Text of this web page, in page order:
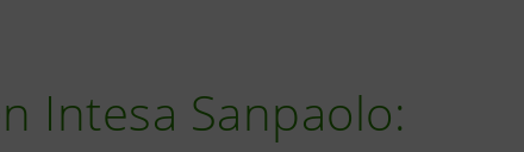
Intesa Sanpaolo: